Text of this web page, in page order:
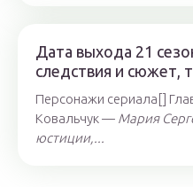
Дата выхода 21
следствия и сюжет,
Персонажи сериала[]
Ковальчук — Мария
юстиции,...